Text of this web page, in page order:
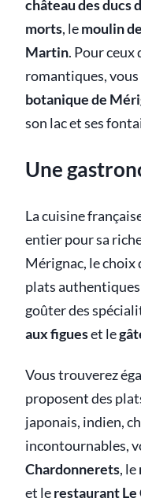
château des ducs
morts, lemoulin
Martin. Pour
romantiques,
botanique de
son lac et ses
Une
La cuisine
entier pour sa
Mérignac, le choix
plats authentiques
goûter des
aux figueset le
Vous trouverez
proposent des
japonais, indien,
incontournables,
Chardonnerets, le
et lerestaurant Le